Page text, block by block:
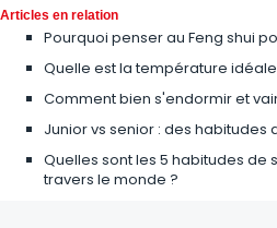
Articles en relation
Pourquoi penser au Feng shui
Quelle est la température
Comment bien s'endormir et
Junior vs senior : des
Quelles sont les 5 habitudes de
travers le monde ?